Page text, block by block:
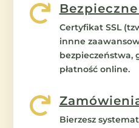

Certyfikat SSL
innne
bezpieczeństwa,
płatność online.

Bierzesz